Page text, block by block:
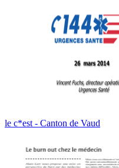
le c*est - Canton de Vaud